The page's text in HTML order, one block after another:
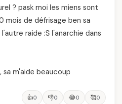
? pask moi les miens sont
mois de défrisage ben sa
raide :S l'anarchie dans
sa m'aide beaucoup
👍0 👎0 😂0 🥰0